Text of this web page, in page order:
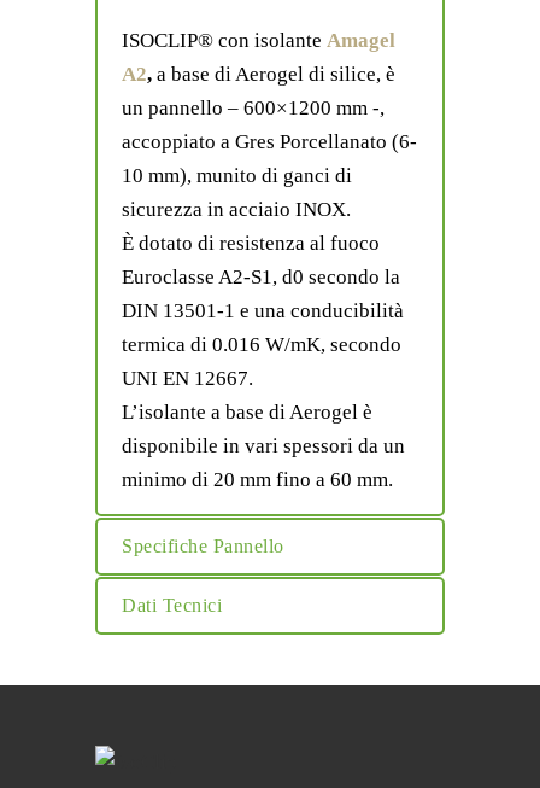
ISOCLIP® con isolante Amagel
A2, a base di Aerogel di silice, è
un pannello – 600×1200 mm -,
accoppiato a Gres Porcellanato (6-
10 mm), munito di ganci di
sicurezza in acciaio INOX.
È dotato di resistenza al fuoco
Euroclasse A2-S1, d0 secondo la
DIN 13501-1 e una conducibilità
termica di 0.016 W/mK, secondo
UNI EN 12667.
L’isolante a base di Aerogel è
disponibile in vari spessori da un
minimo di 20 mm fino a 60 mm.
Specifiche Pannello
Dati Tecnici